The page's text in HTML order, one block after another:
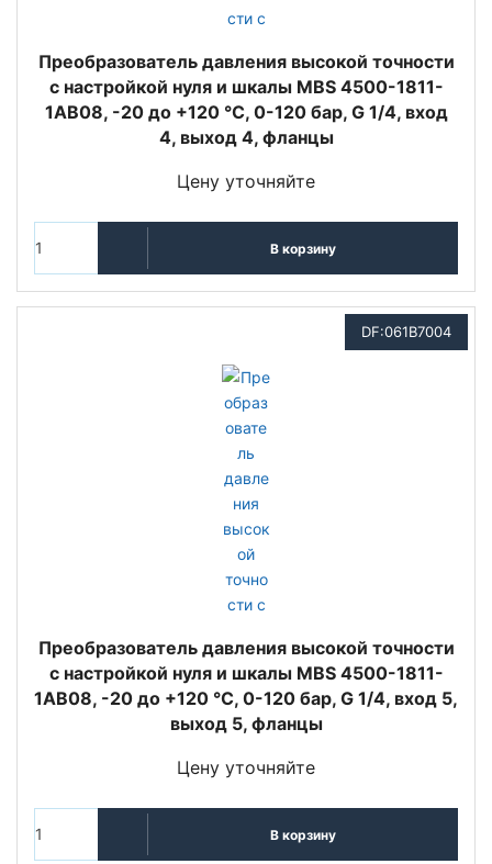
Преобразователь давления высокой точности
с настройкой нуля и шкалы MBS 4500-1811-
1AB08, -20 до +120 °C, 0-120 бар, G 1/4, вход
4, выход 4, фланцы
Цену уточняйте
В корзину
DF:061B7004
Преобразователь давления высокой точности
с настройкой нуля и шкалы MBS 4500-1811-
1AB08, -20 до +120 °C, 0-120 бар, G 1/4, вход 5,
выход 5, фланцы
Цену уточняйте
В корзину